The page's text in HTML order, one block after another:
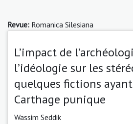
Revue: Romanica Silesiana
L’impact de
l’idéologie sur les
quelques fictions
Carthage punique
Wassim Seddik